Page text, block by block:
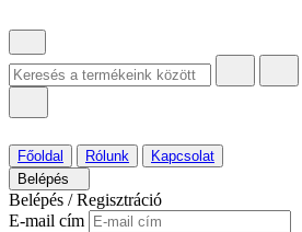
Főoldal Rólunk
Kapcsolat
Belépés
Belépés / Regisztráció
E-mail cím